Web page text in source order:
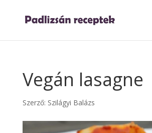
Vegán lasagne
Szerző: Szilágyi Balázs